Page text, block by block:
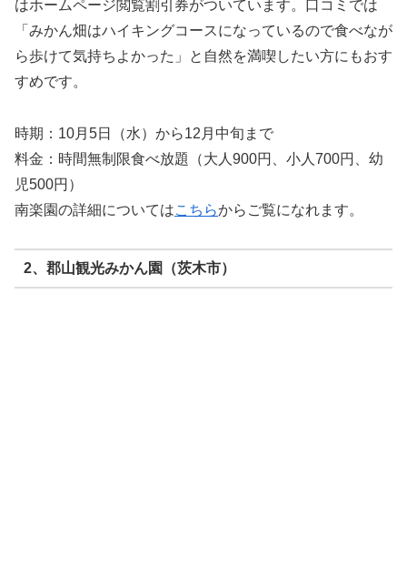
はホームページ閲覧割引券がついています。口コミでは
「みかん畑はハイキングコースになっているので食べなが
ら歩けて気持ちよかった」と自然を満喫したい方にもおす
すめです。
時期：10月5日（水）から12月中旬まで
料金：時間無制限食べ放題（大人900円、小人700円、幼
児500円）
南楽園の詳細についてはこちらからご覧になれます。
2、郡山観光みかん園（茨木市）